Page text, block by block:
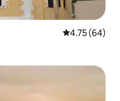
レビュー64
4.75 (64)